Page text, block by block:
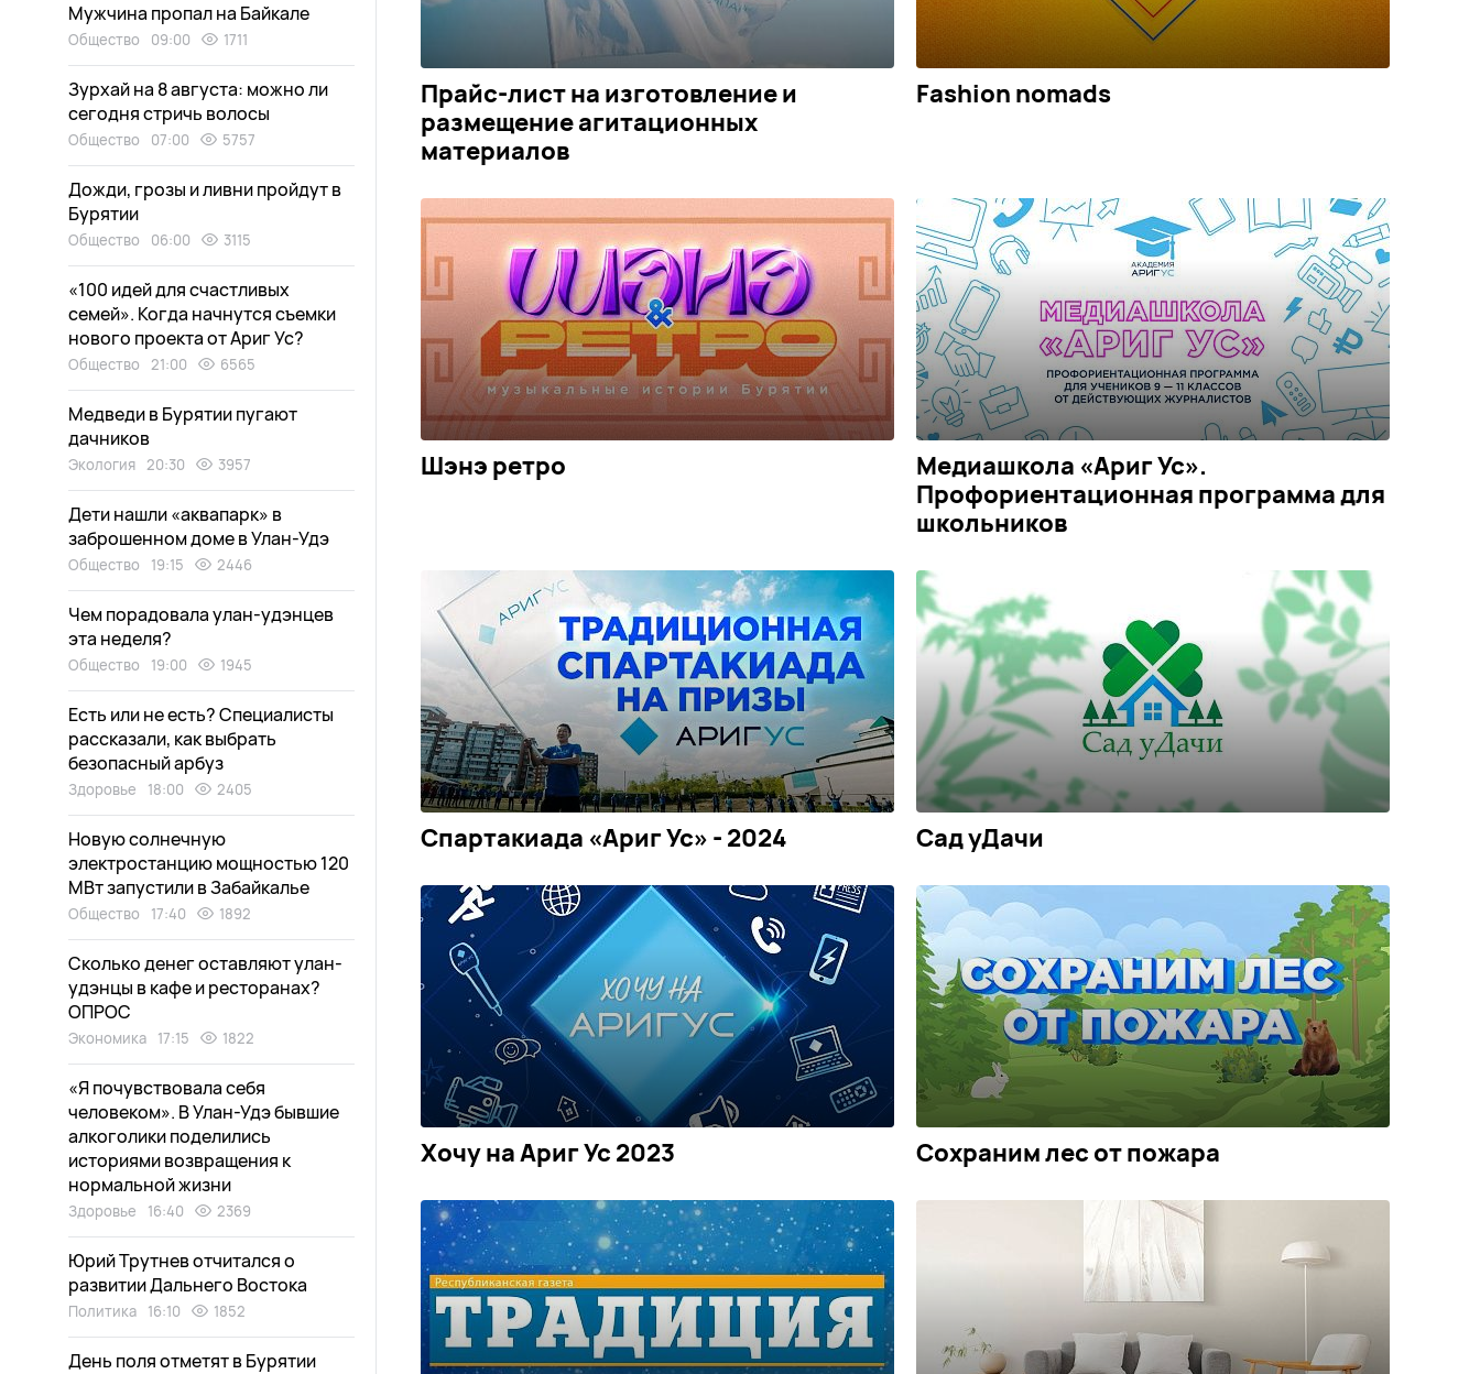
Прайс-лист на изготовление и
размещение агитационных
материалов
Fashion nomads
Шэнэ ретро
Медиашкола «Ариг Ус».
Профориентационная программа для
школьников
Спартакиада «Ариг Ус» - 2024 Сад уДачи
Хочу на Ариг Ус 2023 Сохраним лес от пожара
Мужчина пропал на Байкале
Общество 09:00 1711
Зурхай на 8 августа: можно ли
сегодня стричь волосы
Общество 07:00 5757
Дожди, грозы и ливни пройдут в
Бурятии
Общество 06:00 3115
«100 идей для счастливых
семей». Когда начнутся съемки
нового проекта от Ариг Ус?
Общество 21:00 6565
Медведи в Бурятии пугают
дачников
Экология 20:30 3957
Дети нашли «аквапарк» в
заброшенном доме в Улан-Удэ
Общество 19:15 2446
Чем порадовала улан-удэнцев
эта неделя?
Общество 19:00 1945
Есть или не есть? Специалисты
рассказали, как выбрать
безопасный арбуз
Здоровье 18:00 2405
Новую солнечную
электростанцию мощностью 120
МВт запустили в Забайкалье
Общество 17:40 1892
Сколько денег оставляют улан-
удэнцы в кафе и ресторанах?
ОПРОС
Экономика 17:15 1822
«Я почувствовала себя
человеком». В Улан-Удэ бывшие
алкоголики поделились
историями возвращения к
нормальной жизни
Здоровье 16:40 2369
Юрий Трутнев отчитался о
развитии Дальнего Востока
Политика 16:10 1852
День поля отметят в Бурятии